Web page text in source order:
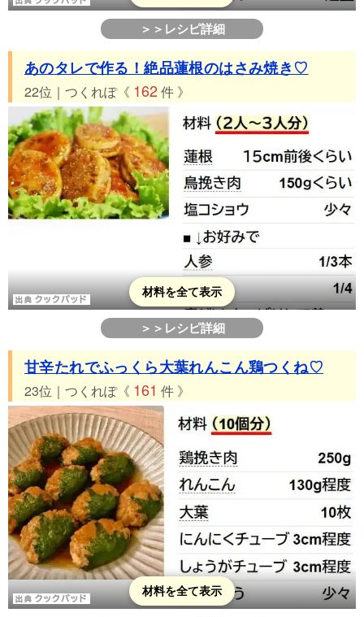
＞＞レシピ詳細
あのタレで作る！絶品蓮根のはさみ焼き♡
22位｜つくれぽ《 162 件 》
材料を全て表示
＞＞レシピ詳細
甘辛たれでふっくら大葉れんこん鶏つくね♡
23位｜つくれぽ《 161 件 》
材料を全て表示